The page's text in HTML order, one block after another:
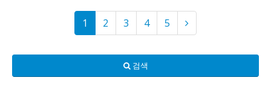
1 2 3 4 5
검색